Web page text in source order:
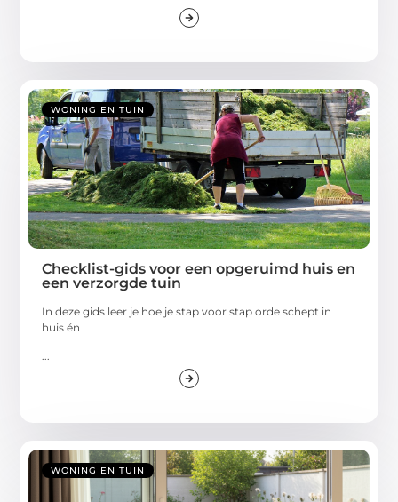
WONING EN TUIN
Checklist-gids voor een opgeruimd huis en
een verzorgde tuin
In deze gids leer je hoe je stap voor stap orde schept in
huis én
...
WONING EN TUIN